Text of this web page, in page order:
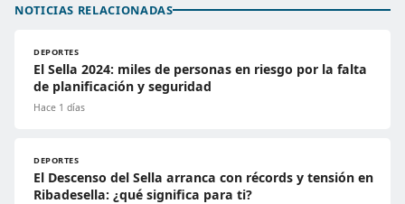
NOTICIAS RELACIONADAS
DEPORTES
El Sella 2024: miles de personas en riesgo por la falta
de planificación y seguridad
Hace 1 días
DEPORTES
El Descenso del Sella arranca con récords y tensión en
Ribadesella: ¿qué significa para ti?